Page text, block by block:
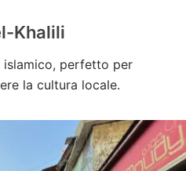
Khalili
islamico, perfetto per
la cultura locale.